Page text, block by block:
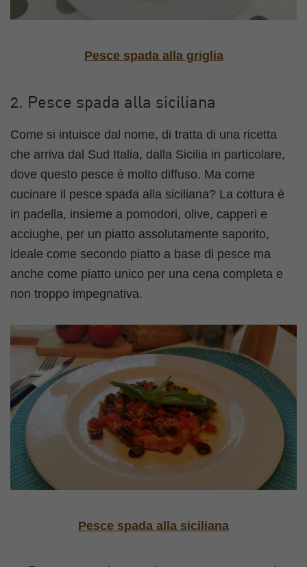
Pesce spada alla griglia
2. Pesce spada alla siciliana
Come si intuisce dal nome, di tratta di una ricetta
che arriva dal Sud Italia, dalla Sicilia in particolare,
dove questo pesce è molto diffuso. Ma come
cucinare il pesce spada alla siciliana? La cottura è
in padella, insieme a pomodori, olive, capperi e
acciughe, per un piatto assolutamente saporito,
ideale come secondo piatto a base di pesce ma
anche come piatto unico per una cena completa e
non troppo impegnativa.
Pesce spada alla siciliana